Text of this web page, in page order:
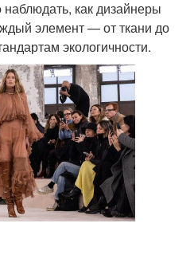
как дизайнеры
элемент — от ткани до
экологичности.